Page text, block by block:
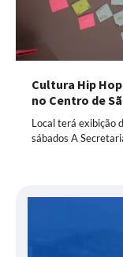
Cultura Hip
no Centro de
Local terá exibição
sábados A